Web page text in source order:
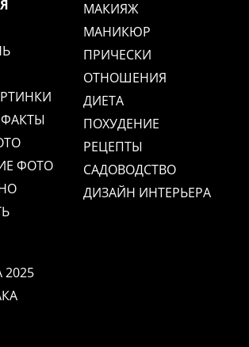
ФОТО
МАКИЯЖ
МАНИКЮР
ПРИЧЕСКИ
ОТНОШЕНИЯ
ДИЕТА
ПОХУДЕНИЕ
РЕЦЕПТЫ
САДОВОДСТВО
ДИЗАЙН ИНТЕРЬЕРА